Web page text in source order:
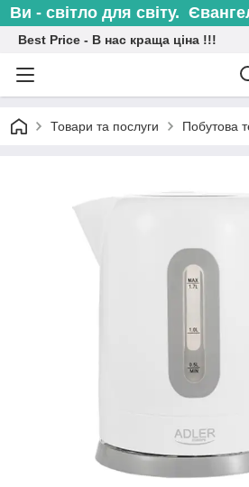
Ви - світло для світу.
Best Price - В нас краща ціна !!!
Товари та послуги Побутова